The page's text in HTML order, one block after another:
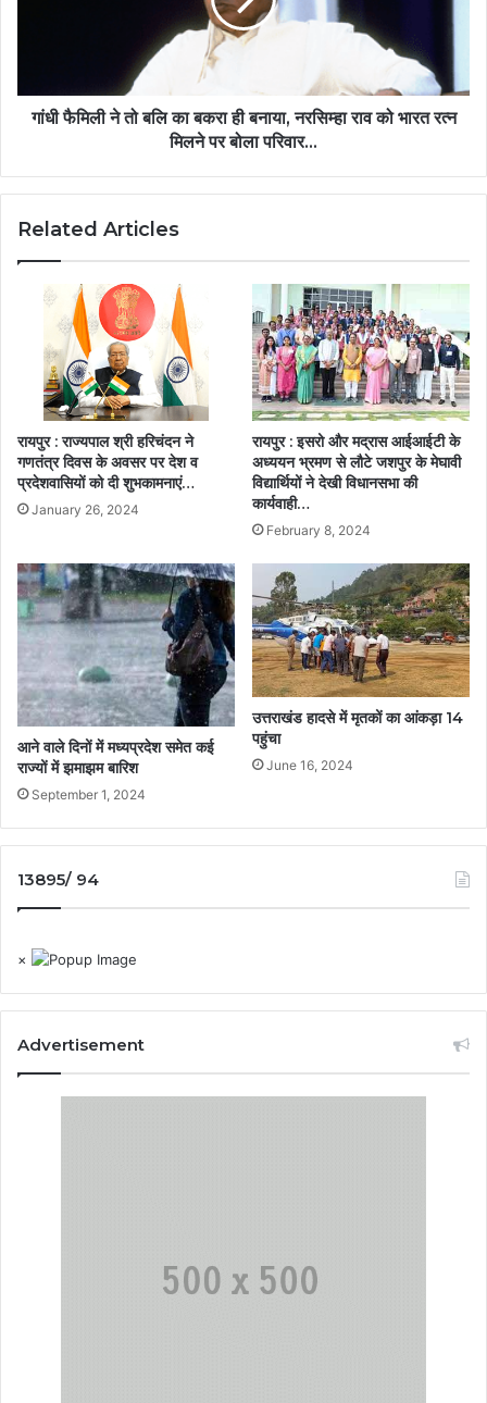
गांधी फैमिली ने तो बलि का बकरा ही बनाया, नरसिम्हा राव को भारत रत्न
मिलने पर बोला परिवार...
Related Articles
रायपुर : राज्यपाल श्री हरिचंदन ने
गणतंत्र दिवस के अवसर पर देश व
प्रदेशवासियों को दी शुभकामनाएं…
January 26, 2024
रायपुर : इसरो और मद्रास आईआईटी के
अध्ययन भ्रमण से लौटे जशपुर के मेघावी
विद्यार्थियों ने देखी विधानसभा की
कार्यवाही…
February 8, 2024
आने वाले दिनों में मध्यप्रदेश समेत कई
राज्यों में झमाझम बारिश
September 1, 2024
उत्तराखंड हादसे में मृतकों का आंकड़ा 14
पहुंचा
June 16, 2024
13895/ 94
×
Advertisement